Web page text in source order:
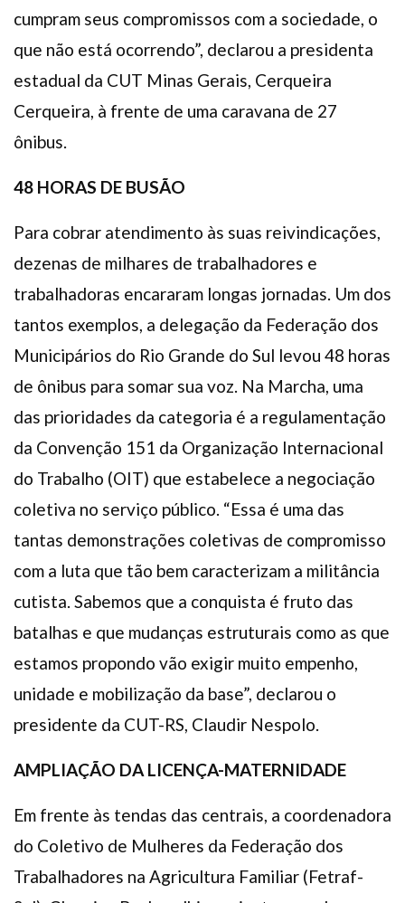
cumpram seus compromissos com a sociedade, o
que não está ocorrendo”, declarou a presidenta
estadual da CUT Minas Gerais, Cerqueira
Cerqueira, à frente de uma caravana de 27
ônibus.
48 HORAS DE BUSÃO
Para cobrar atendimento às suas reivindicações,
dezenas de milhares de trabalhadores e
trabalhadoras encararam longas jornadas. Um dos
tantos exemplos, a delegação da Federação dos
Municipários do Rio Grande do Sul levou 48 horas
de ônibus para somar sua voz. Na Marcha, uma
das prioridades da categoria é a regulamentação
da Convenção 151 da Organização Internacional
do Trabalho (OIT) que estabelece a negociação
coletiva no serviço público. “Essa é uma das
tantas demonstrações coletivas de compromisso
com a luta que tão bem caracterizam a militância
cutista. Sabemos que a conquista é fruto das
batalhas e que mudanças estruturais como as que
estamos propondo vão exigir muito empenho,
unidade e mobilização da base”, declarou o
presidente da CUT-RS, Claudir Nespolo.
AMPLIAÇÃO DA LICENÇA-MATERNIDADE
Em frente às tendas das centrais, a coordenadora
do Coletivo de Mulheres da Federação dos
Trabalhadores na Agricultura Familiar (Fetraf-